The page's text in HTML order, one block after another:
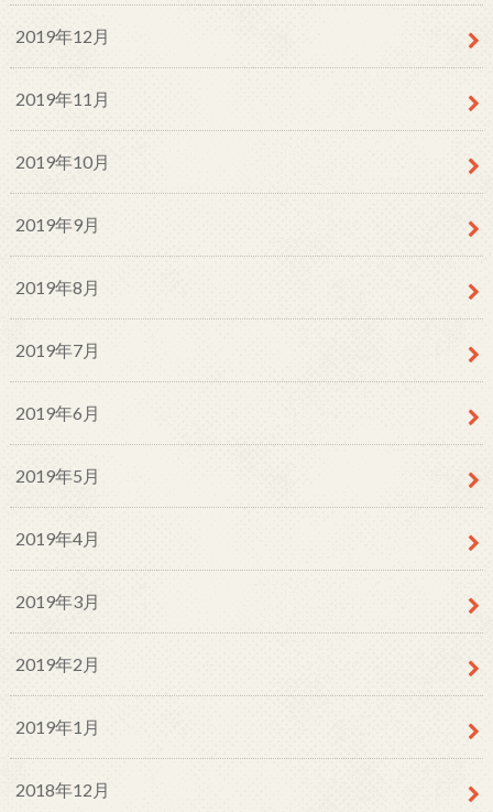
2019年12月
2019年11月
2019年10月
2019年9月
2019年8月
2019年7月
2019年6月
2019年5月
2019年4月
2019年3月
2019年2月
2019年1月
2018年12月